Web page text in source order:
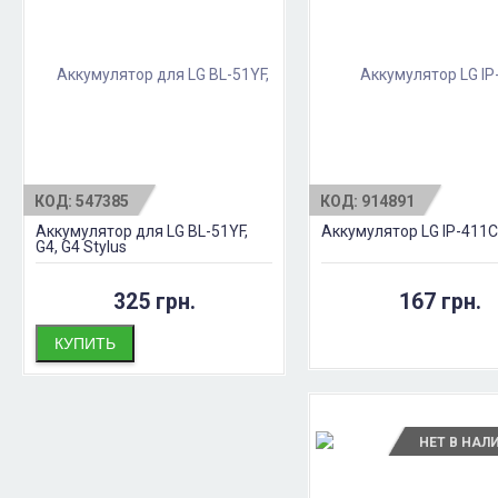
КОД: 547385
Аккумулятор для LG BL-51YF,
G4, G4 Stylus
325 грн.
КУПИТЬ
КОД: 914891
Аккумулятор LG IP-411C
167 грн.
НЕТ В